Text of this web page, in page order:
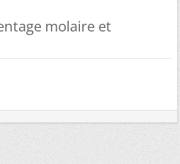
molaire et